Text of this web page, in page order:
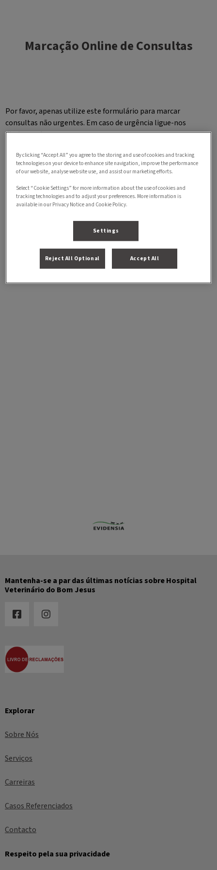
Marcação Online de Consultas
Por favor, apenas utilize este formulário para marcar
consultas não urgentes. Em caso de urgência ligue-nos
diretamente.
Explorar
Sobre Nós
Serviços
Carreiras
Casos Referenciados
Contacto
Respeito pela sua privacidade
Mantenha-se a par das últimas notícias sobre Hospital
Veterinário do Bom Jesus
By clicking “Accept All” you agree to the storing and use of cookies and tracking
technologies on your device to enhance site navigation, improve the performance
of our website, analyse website use, and assist our marketing efforts.
Select “Cookie Settings” for more information about the use of cookies and
tracking technologies and to adjust your preferences. More information is
available in our Privacy Notice and Cookie Policy.
Settings
Reject All Optional Accept All